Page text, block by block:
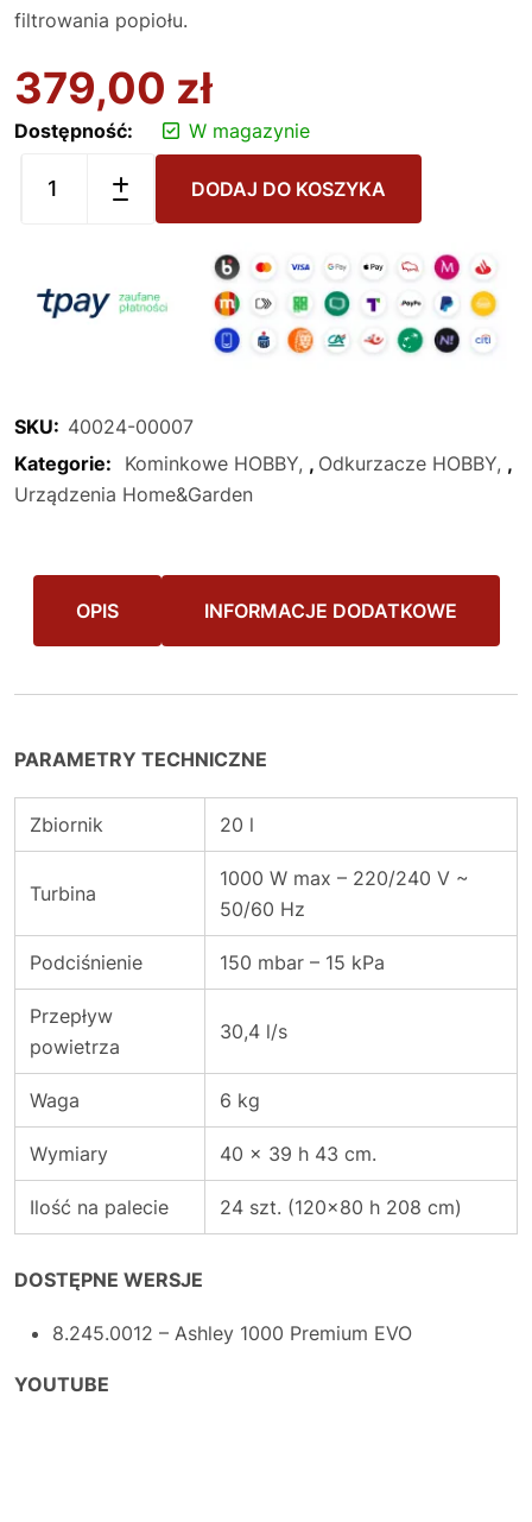
filtrowania popiołu.
379,00 zł
Dostępność: W magazynie
DODAJ DO KOSZYKA
SKU: 40024-00007
Kategorie:
Kominkowe HOBBY , Odkurzacze HOBBY ,
Urządzenia Home&Garden
OPIS INFORMACJE DODATKOWE
PARAMETRY TECHNICZNE
Zbiornik 20 l
Turbina
1000 W max – 220/240 V ~
50/60 Hz
Podciśnienie 150 mbar – 15 kPa
Przepływ
powietrza
30,4 l/s
Waga 6 kg
Wymiary 40 x 39 h 43 cm.
Ilość na palecie 24 szt. (120×80 h 208 cm)
DOSTĘPNE WERSJE
8.245.0012 – Ashley 1000 Premium EVO
YOUTUBE